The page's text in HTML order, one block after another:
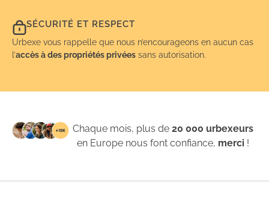
SÉCURITÉ ET RESPECT
Urbexe vous rappelle que nous n’encourageons en aucun cas
l’accès à des propriétés privées sans autorisation.
Chaque mois, plus de20 000 urbexeurs
en Europe nous font confiance, merci !